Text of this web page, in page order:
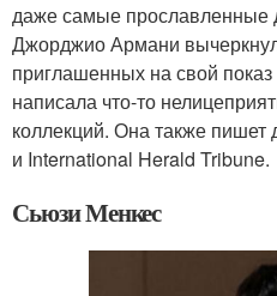
даже самые
Джорджио Армани
приглашенных на свой показ
написала что-то
коллекций. Она также пишет
и International Herald Tribune.
Сьюзи Менкес